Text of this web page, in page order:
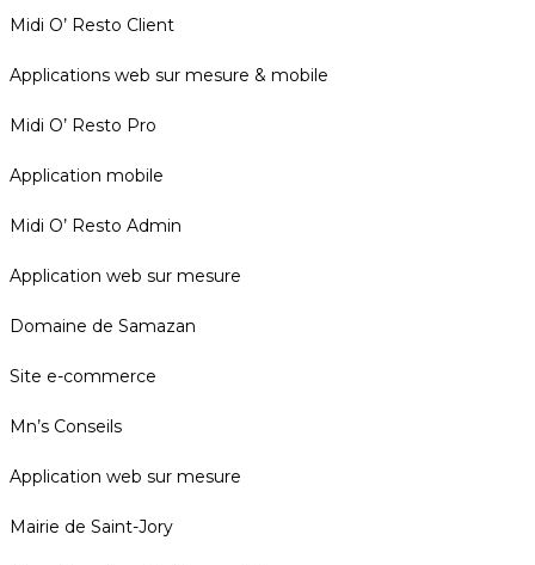
Midi O’ Resto Client
Applications web sur mesure & mobile
Midi O’ Resto Pro
Application mobile
Midi O’ Resto Admin
Application web sur mesure
Domaine de Samazan
Site e-commerce
Mn’s Conseils
Application web sur mesure
Mairie de Saint-Jory